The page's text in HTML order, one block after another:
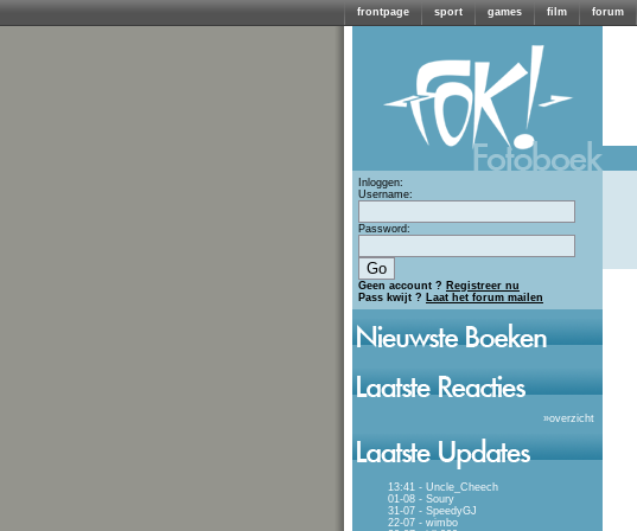
frontpage sport games film forum
Inloggen:
Username:
Password:
Geen account ? Registreer nu
Pass kwijt ? Laat het forum mailen
»overzicht
13:41 - Uncle_Cheech
01-08 - Soury
31-07 - SpeedyGJ
22-07 - wimbo